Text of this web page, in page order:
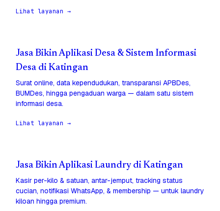
Lihat layanan →
Jasa Bikin Aplikasi Desa & Sistem Informasi
Desa di Katingan
Surat online, data kependudukan, transparansi APBDes,
BUMDes, hingga pengaduan warga — dalam satu sistem
informasi desa.
Lihat layanan →
Jasa Bikin Aplikasi Laundry di Katingan
Kasir per-kilo & satuan, antar-jemput, tracking status
cucian, notifikasi WhatsApp, & membership — untuk laundry
kiloan hingga premium.